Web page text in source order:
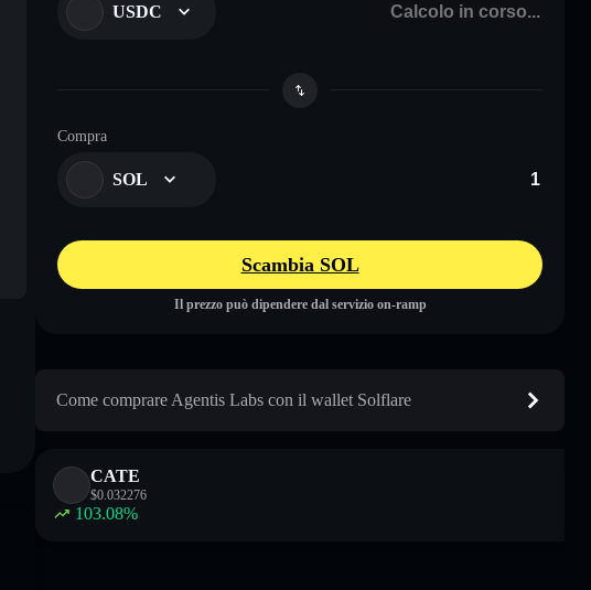
USDC
Compra
SOL
Scambia SOL
Il prezzo può dipendere dal servizio on-ramp
Come comprare Agentis Labs con il wallet Solflare
CATE
$0.032276
103.08%